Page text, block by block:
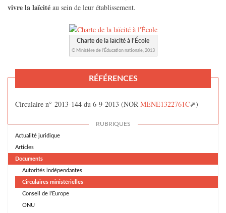
vivre la laïcité au sein de leur établissement.
Charte de la laïcité à l’École
© Ministère de l’Éducation nationale, 2013
RÉFÉRENCES
Circulaire n° 2013-144 du 6-9-2013 (NOR MENE1322761C )
RUBRIQUES
Actualité juridique
Articles
Documents
Autorités indépendantes
Circulaires ministérielles
Conseil de l’Europe
ONU